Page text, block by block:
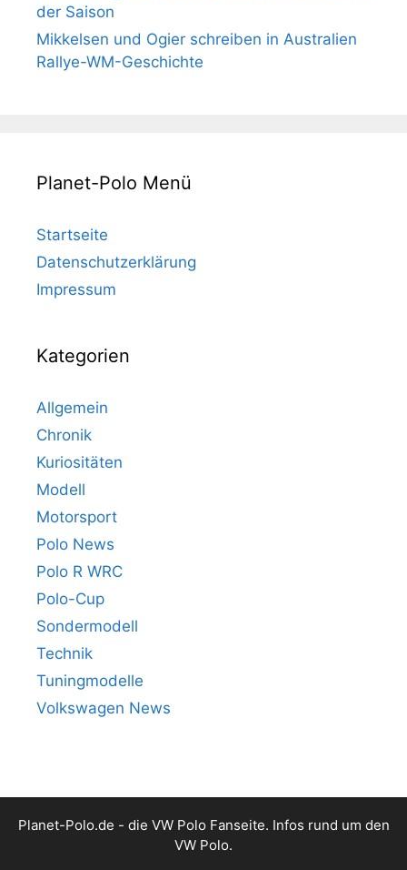
der Saison
Mikkelsen und Ogier schreiben in Australien
Rallye-WM-Geschichte
Planet-Polo Menü
Startseite
Datenschutzerklärung
Impressum
Kategorien
Allgemein
Chronik
Kuriositäten
Modell
Motorsport
Polo News
Polo R WRC
Polo-Cup
Sondermodell
Technik
Tuningmodelle
Volkswagen News
Planet-Polo.de - die VW Polo Fanseite. Infos rund um den
VW Polo.